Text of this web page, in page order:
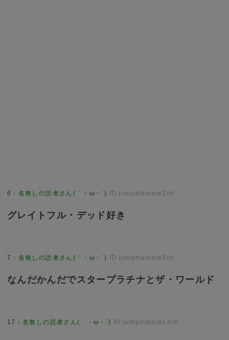
6 ： 名無しの読者さん(｀・ω・´) ID:jumpmatome2ch
グレイトフル・デッド好き
7 ： 名無しの読者さん(｀・ω・´) ID:jumpmatome2ch
なんだかんだでスタープラチナとザ・ワールド
17 ：名無しの読者さん(｀・ω・´) ID:jumpmatome2ch